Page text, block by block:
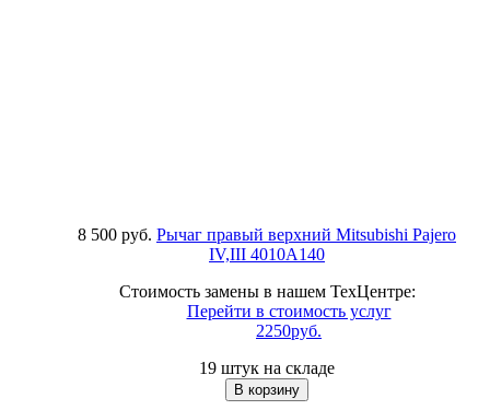
8 500 руб. Рычаг правый верхний Mitsubishi Pajero
IV,III 4010A140
Стоимость замены в нашем ТехЦентре:
Перейти в стоимость услуг
2250руб.
19 штук на складе